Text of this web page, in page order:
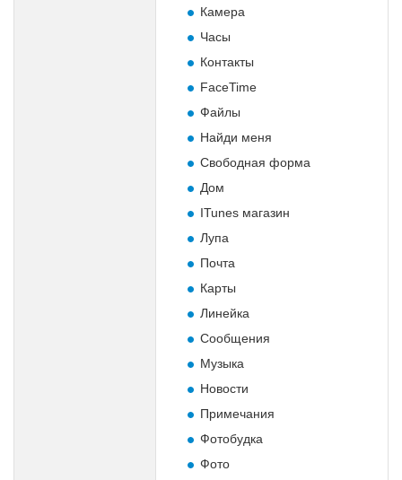
Камера
Часы
Контакты
FaceTime
Файлы
Найди меня
Свободная форма
Дом
ITunes магазин
Лупа
Почта
Карты
Линейка
Сообщения
Музыка
Новости
Примечания
Фотобудка
Фото